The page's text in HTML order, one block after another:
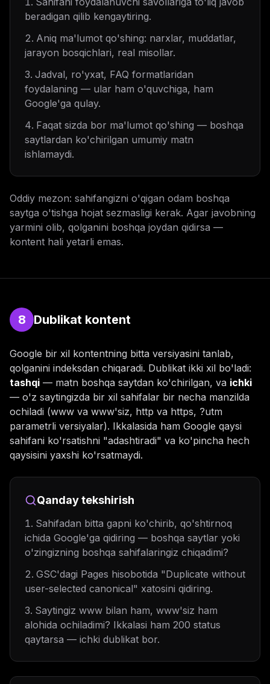
beradigan qilib kengaytiring.
Aniq ma'lumot qo'shing: narxlar, muddatlar,
jarayon bosqichlari, real misollar.
Jadval, ro'yxat, FAQ formatlaridan
foydalaning — ular ham o'quvchiga, ham
Google'ga qulay.
Faqat sizda bor ma'lumot qo'shing — boshqa
saytlardan ko'chirilgan umumiy matn
ishlamaydi.
Oddiy mezon: sahifangizni o'qigan odam boshqa
saytga o'tishga hojat sezmasligi kerak. Agar javobning
yarmini olib, qolganini boshqa joydan qidirsa —
kontent hali yetarli emas.
8 Dublikat kontent
Google bir xil kontentning bitta versiyasini tanlab,
qolganini indeksdan chiqaradi. Dublikat ikki xil bo'ladi:
tashqi — matn boshqa saytdan ko'chirilgan, va ichki
— o'z saytingizda bir xil sahifalar bir necha manzilda
ochiladi (www va www'siz, http va https, ?utm
parametrli versiyalar). Ikkalasida ham Google qaysi
sahifani ko'rsatishni "adashtiradi" va ko'pincha hech
qaysisini yaxshi ko'rsatmaydi.
Qanday tekshirish
Sahifadan bitta gapni ko'chirib, qo'shtirnoq
ichida Google'ga qidiring — boshqa saytlar yoki
o'zingizning boshqa sahifalaringiz chiqadimi?
GSC'dagi Pages hisobotida "Duplicate without
user-selected canonical" xatosini qidiring.
Saytingiz www bilan ham, www'siz ham
alohida ochiladimi? Ikkalasi ham 200 status
qaytarsa — ichki dublikat bor.